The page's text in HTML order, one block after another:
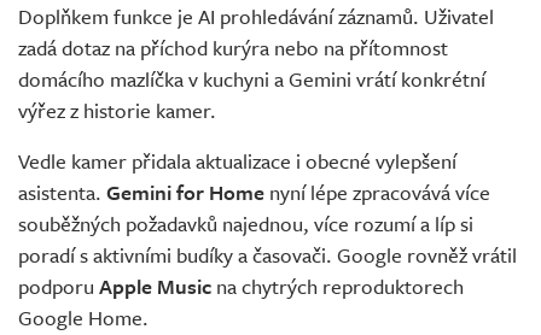
Doplňkem funkce je AI prohledávání záznamů. Uživatel
zadá dotaz na příchod kurýra nebo na přítomnost
domácího mazlíčka v kuchyni a Gemini vrátí konkrétní
výřez z historie kamer.
Vedle kamer přidala aktualizace i obecné vylepšení
asistenta. Gemini for Home nyní lépe zpracovává více
souběžných požadavků najednou, více rozumí a líp si
poradí s aktivními budíky a časovači. Google rovněž vrátil
podporu Apple Music na chytrých reproduktorech
Google Home.